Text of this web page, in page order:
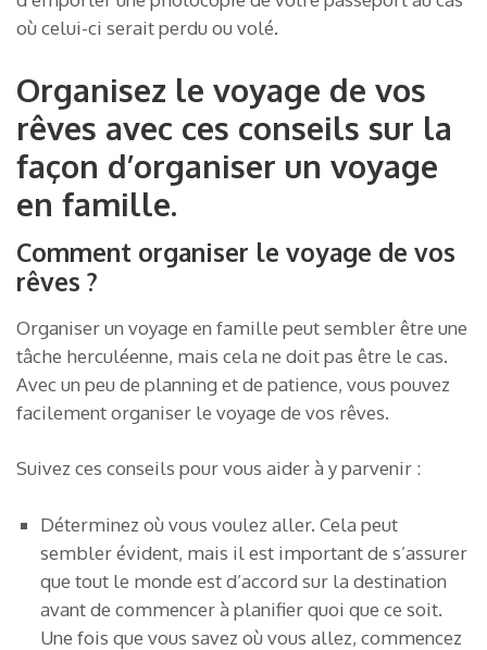
où celui-ci serait perdu ou volé.
Organisez le voyage de vos
rêves avec ces conseils sur la
façon d’organiser un voyage
en famille.
Comment organiser le voyage de vos
rêves ?
Organiser un voyage en famille peut sembler être une
tâche herculéenne, mais cela ne doit pas être le cas.
Avec un peu de planning et de patience, vous pouvez
facilement organiser le voyage de vos rêves.
Suivez ces conseils pour vous aider à y parvenir :
Déterminez où vous voulez aller. Cela peut
sembler évident, mais il est important de s’assurer
que tout le monde est d’accord sur la destination
avant de commencer à planifier quoi que ce soit.
Une fois que vous savez où vous allez, commencez